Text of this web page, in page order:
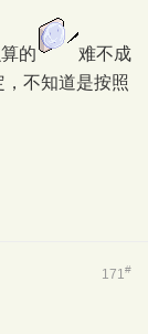
的
难不成
不知道是按照
171#